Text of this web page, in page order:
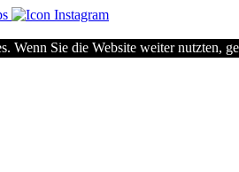
Wenn Sie die Website weiter nutzten,